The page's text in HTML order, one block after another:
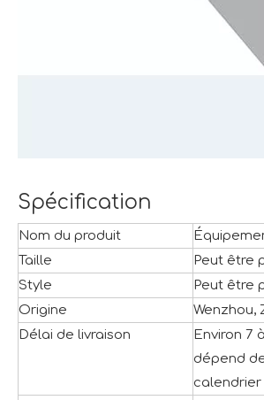
Spécification
Nom du produit
Taille
Peut être
Style
Peut être
Origine
Wenzhou,
Délai de livraison
Environ 7
dépend